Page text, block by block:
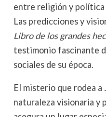
entre religión y política
Las predicciones y
Libro de los grandes
testimonio fascinante
sociales de su época.
El misterio que rodea a
naturaleza visionaria y